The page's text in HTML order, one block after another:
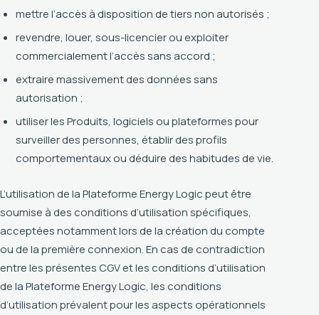
mettre l’accès à disposition de tiers non autorisés ;
revendre, louer, sous-licencier ou exploiter
commercialement l’accès sans accord ;
extraire massivement des données sans
autorisation ;
utiliser les Produits, logiciels ou plateformes pour
surveiller des personnes, établir des profils
comportementaux ou déduire des habitudes de vie.
L’utilisation de la Plateforme Energy Logic peut être
soumise à des conditions d’utilisation spécifiques,
acceptées notamment lors de la création du compte
ou de la première connexion. En cas de contradiction
entre les présentes CGV et les conditions d’utilisation
de la Plateforme Energy Logic, les conditions
d’utilisation prévalent pour les aspects opérationnels